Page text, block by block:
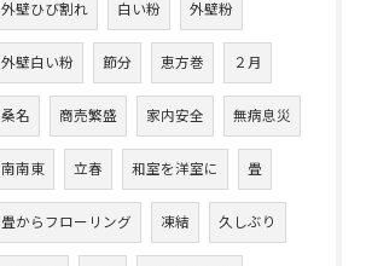
外壁ひび割れ 白い粉 外壁粉
外壁白い粉 節分 恵方巻 ２月
桑名 商売繁盛 家内安全 無病息災
南南東 立春 和室を洋室に 畳
畳からフローリング 凍結 久しぶり